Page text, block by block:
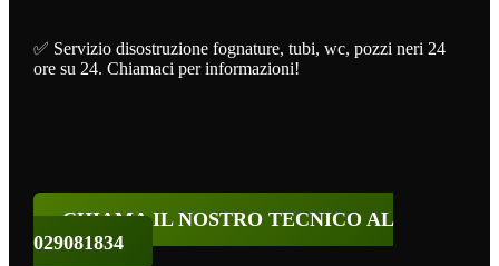
✅ Servizio disostruzione fognature, tubi, wc, pozzi neri 24
ore su 24. Chiamaci per informazioni!
CHIAMA IL NOSTRO TECNICO AL
029081834